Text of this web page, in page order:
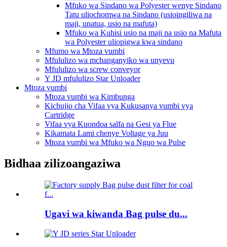
Mfuko wa Sindano wa Polyester wenye Sindano
Tatu uliochomwa na Sindano (usioingiliwa na
maji, unatua, usio na mafuta)
Mfuko wa Kuhisi usio na maji na usio na Mafuta
wa Polyester uliopigwa kwa sindano
Mfumo wa Mtoza vumbi
Mfululizo wa mchanganyiko wa unyevu
Mfululizo wa screw conveyor
Y JD mfululizo Star Unloader
Mtoza vumbi
Mtoza vumbi wa Kimbunga
Kichujio cha Vifaa vya Kukusanya vumbi vya
Cartridge
Vifaa vya Kuondoa salfa na Gesi ya Flue
Kikamata Lami chenye Voltage ya Juu
Mtoza vumbi wa Mfuko wa Nguo wa Pulse
Bidhaa zilizoangaziwa
Ugavi wa kiwanda Bag pulse du...